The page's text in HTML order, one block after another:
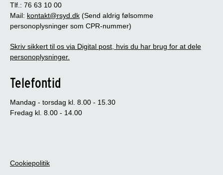
Tlf.: 76 63 10 00
Mail: kontakt@rsyd.dk (Send aldrig følsomme
personoplysninger som CPR-nummer)
Skriv sikkert til os via Digital post, hvis du har brug for at dele
personoplysninger.
Telefontid
Mandag - torsdag kl. 8.00 - 15.30
Fredag kl. 8.00 - 14.00
Cookiepolitik